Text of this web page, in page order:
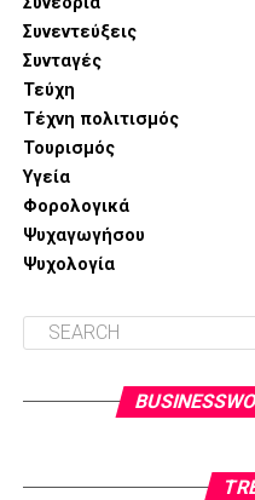
Ενδοκρινών Αδένων στην
Επισκεφθείτε σήμερα το
προγραμματίστε το
κατάλληλη θεραπευτική
Συνεντεύξεις
Συνταγές
Τεύχη
Τέχνη πολιτισμός
Τουρισμός
Υγεία
Φορολογικά
Ψυχαγωγήσου
Ψυχολογία